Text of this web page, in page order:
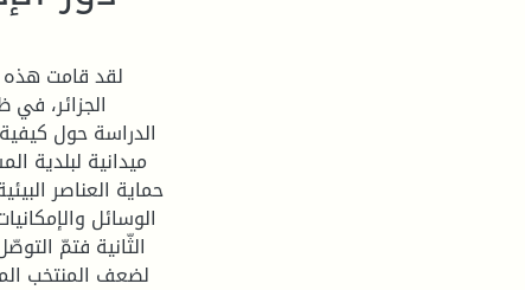
لقد قامت هذه
الجزائر، في
الدراسة حول
ميدانية لبلدية
حماية العناصر
الوسائل
الثّانية فتمّ
لضعف المنتخب